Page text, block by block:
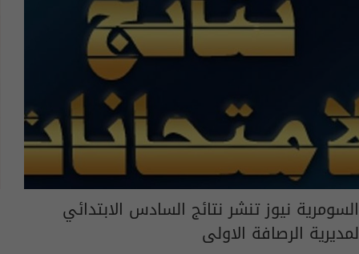
السومرية نيوز تنشر نتائج السادس الابتدائي
لمديرية الرصافة الاولى